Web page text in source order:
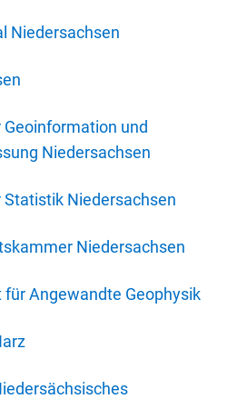
Niedersachsen
und
Niedersachsen
Niedersachsen
Niedersachsen
Angewandte Geophysik